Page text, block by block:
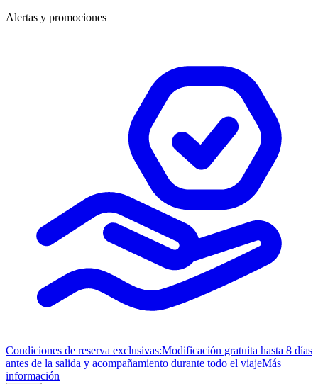
Alertas y promociones
Condiciones de reserva exclusivas:Modificación gratuita hasta 8 días
antes de la salida y acompañamiento durante todo el viajeMás
información